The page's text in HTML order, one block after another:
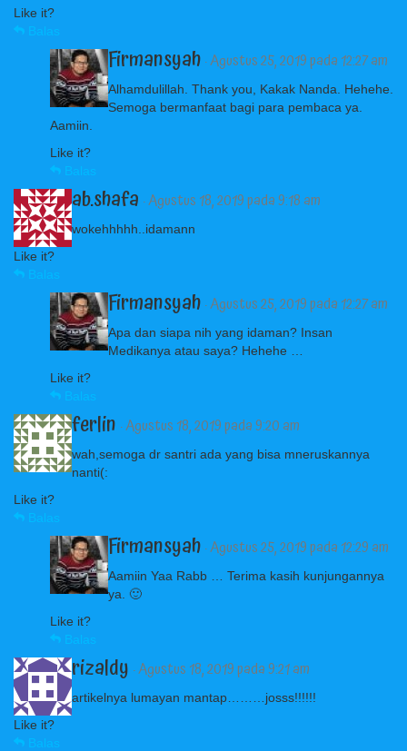
Like it?
Balas
Firmansyah· Agustus 25, 2019 pada 12:27 am
Alhamdulillah. Thank you, Kakak Nanda. Hehehe.
Semoga bermanfaat bagi para pembaca ya.
Aamiin.
Like it?
Balas
ab.shafa · Agustus 18, 2019 pada 9:18 am
wokehhhhh..idamann
Like it?
Balas
Firmansyah· Agustus 25, 2019 pada 12:27 am
Apa dan siapa nih yang idaman? Insan
Medikanya atau saya? Hehehe …
Like it?
Balas
ferlin · Agustus 18, 2019 pada 9:20 am
wah,semoga dr santri ada yang bisa mneruskannya
nanti(:
Like it?
Balas
Firmansyah· Agustus 25, 2019 pada 12:29 am
Aamiin Yaa Rabb … Terima kasih kunjungannya
ya. 🙂
Like it?
Balas
rizaldy · Agustus 18, 2019 pada 9:21 am
artikelnya lumayan mantap………josss!!!!!!
Like it?
Balas